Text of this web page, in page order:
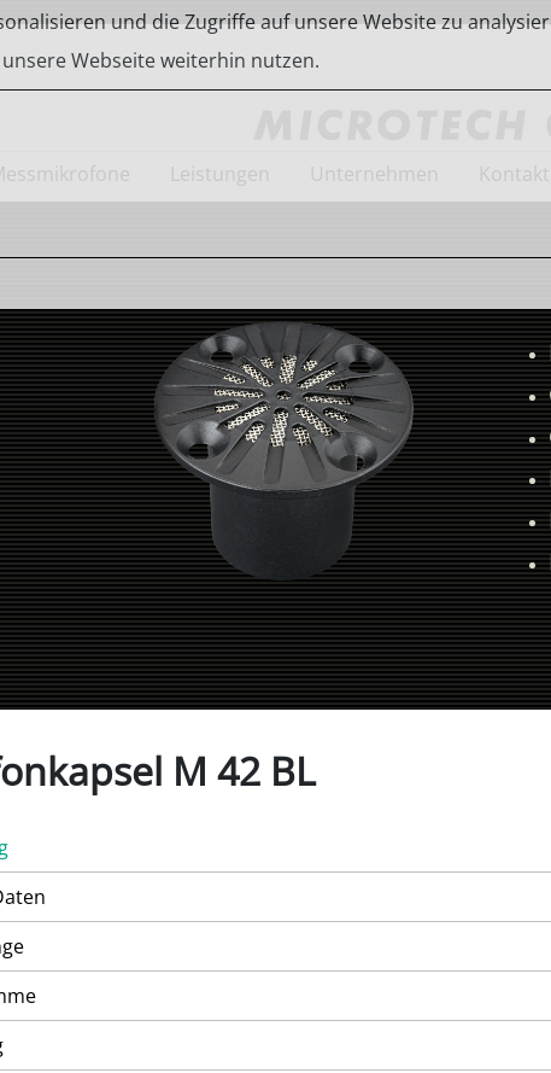
und die Zugriffe auf unsere Website zu
Webseite weiterhin nutzen.
Leistungen Unternehmen Kontakt
M 42 BL